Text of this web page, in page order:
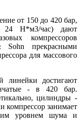
от 150 до 420 бар,
24 Н*м3/час) дают
компрессоров
прекрасными
для массового
линейки достигают
- в 420 бар.
цилиндры -
компрессор занимает
уровнем шума и